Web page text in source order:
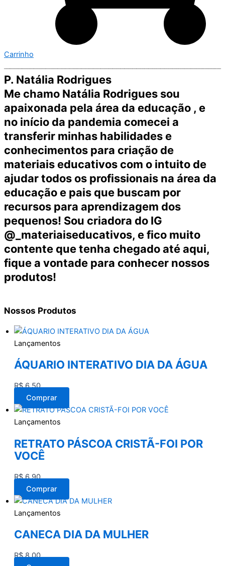
Carrinho
P. Natália Rodrigues
Me chamo Natália Rodrigues sou
apaixonada pela área da educação , e
no início da pandemia comecei a
transferir minhas habilidades e
conhecimentos para criação de
materiais educativos com o intuito de
ajudar todos os profissionais na área da
educação e pais que buscam por
recursos para aprendizagem dos
pequenos! Sou criadora do IG
@_materiaiseducativos, e fico muito
contente que tenha chegado até aqui,
fique a vontade para conhecer nossos
produtos!
Nossos Produtos
Lançamentos
ÁQUARIO INTERATIVO DIA DA ÁGUA
R$6,50
Comprar
Lançamentos
RETRATO PÁSCOA CRISTÃ-FOI POR
VOCÊ
R$6,90
Comprar
Lançamentos
CANECA DIA DA MULHER
R$8,00